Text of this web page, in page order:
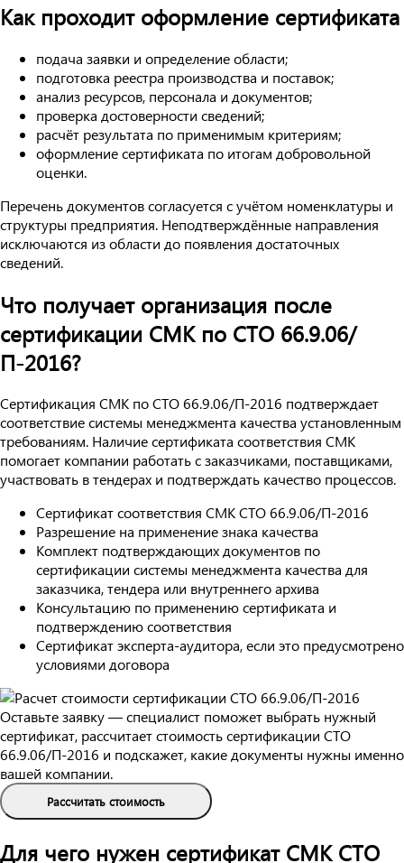
Как проходит оформление сертификата
подача заявки и определение области;
подготовка реестра производства и поставок;
анализ ресурсов, персонала и документов;
проверка достоверности сведений;
расчёт результата по применимым критериям;
оформление сертификата по итогам добровольной
оценки.
Перечень документов согласуется с учётом номенклатуры и
структуры предприятия. Неподтверждённые направления
исключаются из области до появления достаточных
сведений.
Что получает организация после
сертификации СМК по СТО 66.9.06/
П-2016?
Сертификация СМК по СТО 66.9.06/П-2016 подтверждает
соответствие системы менеджмента качества установленным
требованиям. Наличие сертификата соответствия СМК
помогает компании работать с заказчиками, поставщиками,
участвовать в тендерах и подтверждать качество процессов.
Сертификат соответствия СМК СТО 66.9.06/П-2016
Разрешение на применение знака качества
Комплект подтверждающих документов по
сертификации системы менеджмента качества для
заказчика, тендера или внутреннего архива
Консультацию по применению сертификата и
подтверждению соответствия
Сертификат эксперта-аудитора, если это предусмотрено
условиями договора
Оставьте заявку — специалист поможет выбрать нужный
сертификат, рассчитает стоимость сертификации СТО
66.9.06/П-2016 и подскажет, какие документы нужны именно
вашей компании.
Рассчитать стоимость
Для чего нужен сертификат СМК СТО